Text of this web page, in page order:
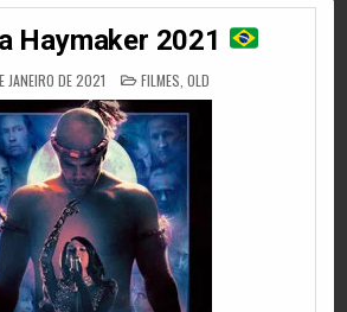
Haymaker 2021
JANEIRO DE 2021 POSTED
IN
FILMES OLD